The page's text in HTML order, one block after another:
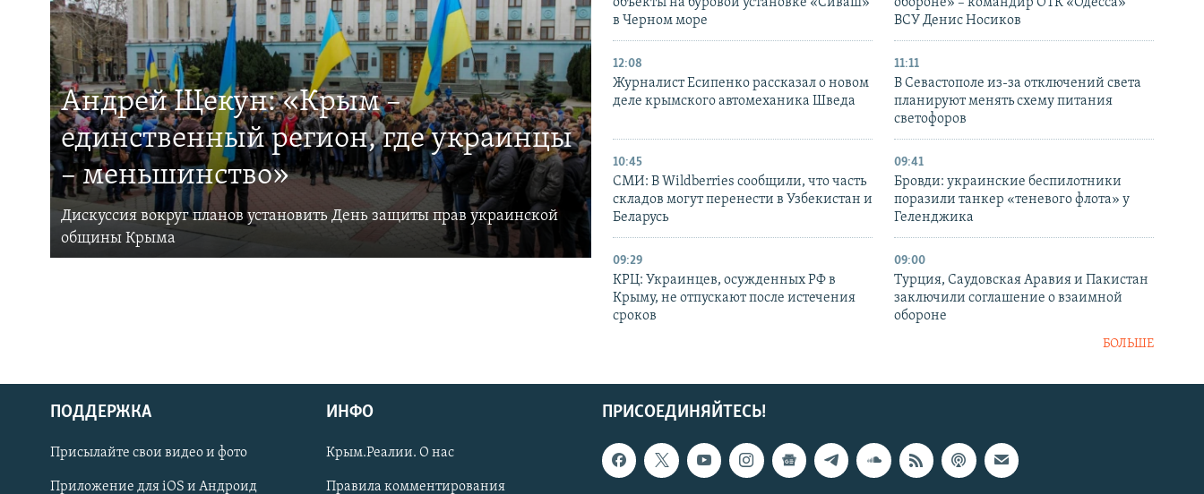
Українською
Qırımtatar
Андрей Щекун: «Крым –
единственный регион, где украинцы
– меньшинство»
Дискуссия вокруг планов установить День защиты прав украинской
общины Крыма
объекты на буровой установке «Сиваш»
в Черном море
обороне» – командир ОТК «Одесса»
ВСУ Денис Носиков
12:08
Журналист Есипенко рассказал о новом
деле крымского автомеханика Шведа
11:11
В Севастополе из-за отключений света
планируют менять схему питания
светофоров
10:45
СМИ: В Wildberries сообщили, что часть
складов могут перенести в Узбекистан и
Беларусь
09:41
Бровди: украинские беспилотники
поразили танкер «теневого флота» у
Геленджика
09:29
КРЦ: Украинцев, осужденных РФ в
Крыму, не отпускают после истечения
сроков
09:00
Турция, Саудовская Аравия и Пакистан
заключили соглашение о взаимной
обороне
БОЛЬШЕ
ПРИСОЕДИНЯЙТЕСЬ!
ПОДДЕРЖКА
Присылайте свои видео и фото
Приложение для iOS и Андроид
ИНФО
Крым.Реалии. О нас
Правила комментирования